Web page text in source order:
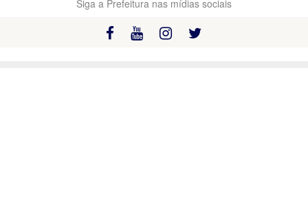
Siga a Prefeitura nas mídias sociais